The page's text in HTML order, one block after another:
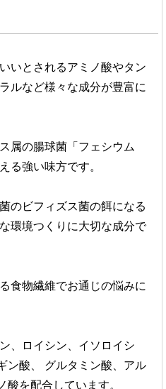
いとされるアミノ酸やタン
ルなど様々な成分が豊富に
属の腸球菌「フェシウム
る強い味方です。
のビフィズス菌の餌になる
環境つくりに大切な成分で
食物繊維でお通じの悩みに
、ロイシン、イソロイシ
酸、
グルタミン酸、アル
を配合しています。